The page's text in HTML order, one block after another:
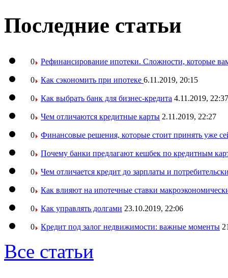
Последние статьи
0 Рефинансирование ипотеки. Сложности, которые
0 Как сэкономить при ипотеке 6.11.2019, 20:15
0 Как выбрать банк для бизнес-кредита 4.11.2019, 22:37
0 Чем отличаются кредитные карты 2.11.2019, 22:27
0 Финансовые решения, которые стоит принять уже
0 Почему банки предлагают кешбек по кредитным
0 Чем отличается кредит до зарплаты и
0 Как влияют на ипотечные ставки
0 Как управлять долгами 23.10.2019, 22:06
0 Кредит под залог недвижимости: важные моменты
Все статьи